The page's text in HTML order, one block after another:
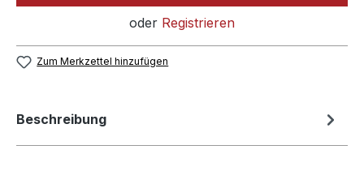
oder Registrieren
Zum Merkzettel hinzufügen
Beschreibung